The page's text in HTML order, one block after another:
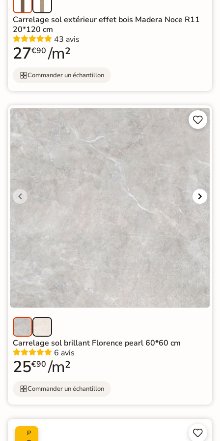
Carrelage sol extérieur effet bois Madera Noce R11
20*120 cm
43 avis
27€90 /m²
Commander un échantillon


Carrelage sol brillant Florence pearl 60*60 cm
6 avis
25€90 /m²
Commander un échantillon
P

